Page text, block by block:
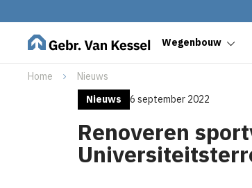
Wegenbouw
Home
Nieuws
Nieuws
6 september 2022
Renoveren